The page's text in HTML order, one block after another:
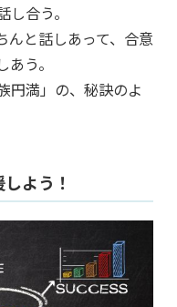
合う。
んと話しあって、合意
う。
円満」の、秘訣のよ
よう！